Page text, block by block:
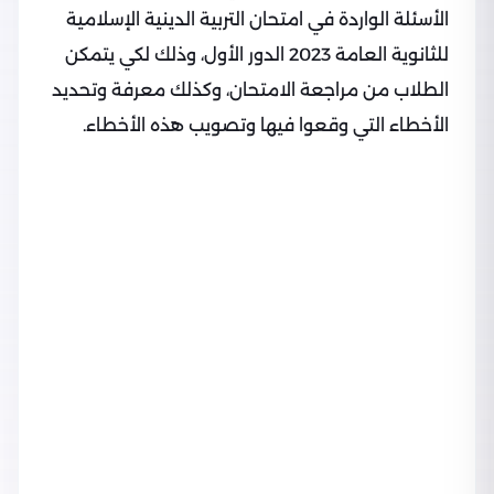
الأسئلة الواردة في امتحان التربية الدينية الإسلامية
للثانوية العامة 2023 الدور الأول، وذلك لكي يتمكن
الطلاب من مراجعة الامتحان، وكذلك معرفة وتحديد
الأخطاء التي وقعوا فيها وتصويب هذه الأخطاء.